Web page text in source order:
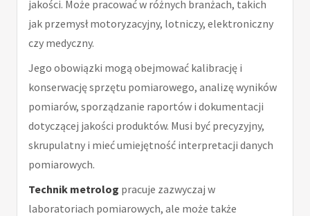
jakości. Może pracować w różnych branżach, takich
jak przemysł motoryzacyjny, lotniczy, elektroniczny
czy medyczny.
Jego obowiązki mogą obejmować kalibrację i
konserwację sprzętu pomiarowego, analizę wyników
pomiarów, sporządzanie raportów i dokumentacji
dotyczącej jakości produktów. Musi być precyzyjny,
skrupulatny i mieć umiejętność interpretacji danych
pomiarowych.
Technik metrolog pracuje zazwyczaj w
laboratoriach pomiarowych, ale może także